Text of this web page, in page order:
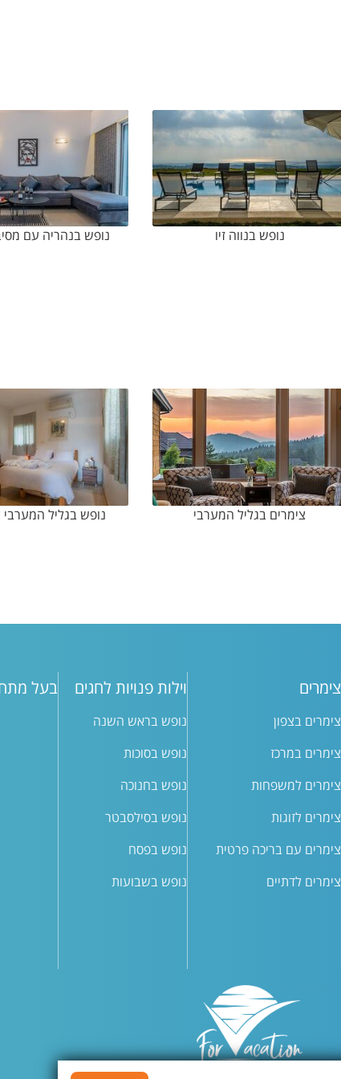
נופש בנווה זיו נופש בנהריה עם
צימרים בגליל המערבי נופש בגליל המערבי
צימרים
צימרים בצפון
צימרים במרכז
צימרים למשפחות
צימרים לזוגות
צימרים עם בריכה פרטית
צימרים לדתיים
וילות פנויות לחגים
נופש בראש השנה
נופש בסוכות
נופש בחנוכה
נופש בסילסבטר
נופש בפסח
נופש בשבועות
בעל